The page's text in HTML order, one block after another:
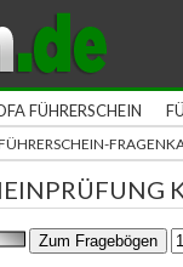
FÜHRERSCHEIN